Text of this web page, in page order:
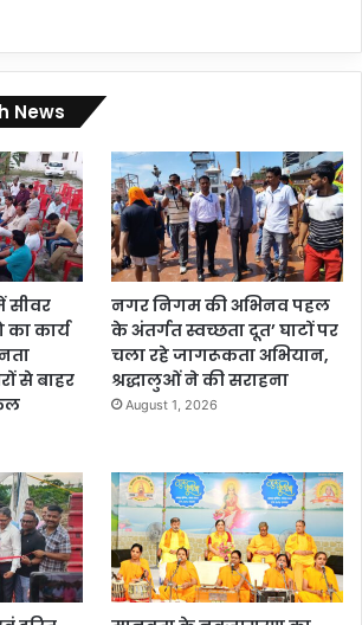
News
सीवर
का कार्य
से बाहर
नगर निगम की अभिनव पहल
के अंतर्गत स्वच्छता दूत’ घाटों पर
चला रहे जागरूकता अभियान,
श्रद्धालुओं ने की सराहना
August 1, 2026